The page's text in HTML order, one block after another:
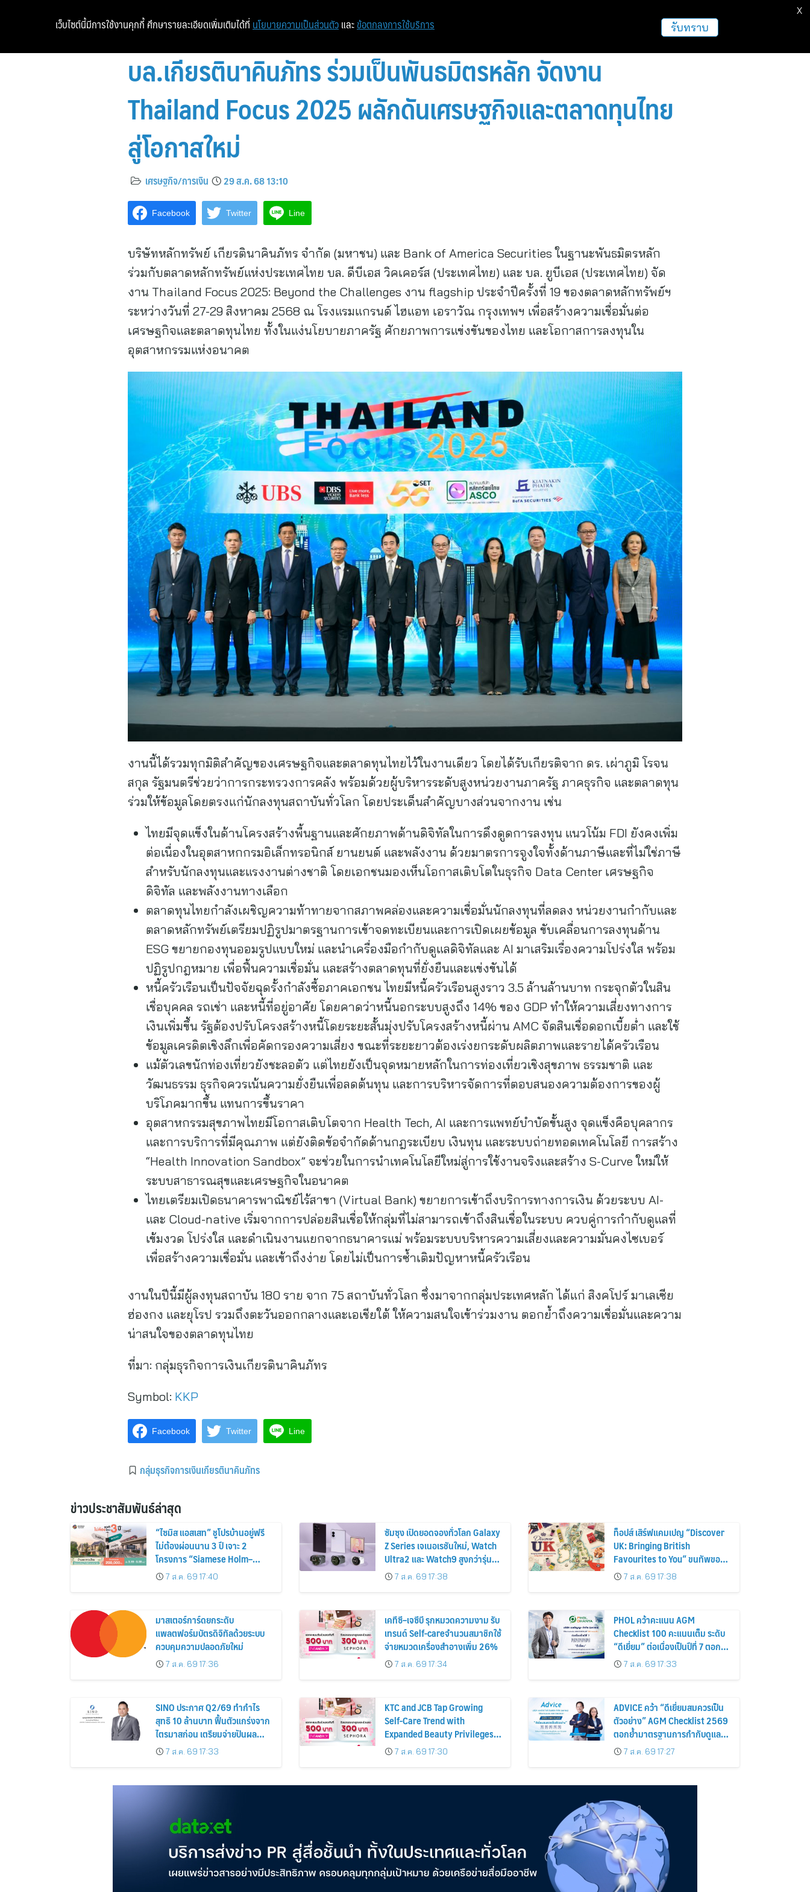
บล.เกียรตินาคินภัทร ร่วมเป็นพันธมิตรหลัก จัดงาน
Thailand Focus 2025 ผลักดันเศรษฐกิจและตลาดทุนไทย
สู่โอกาสใหม่
เศรษฐกิจ/การเงิน 29 ส.ค. 68 13:10
Facebook Twitter Line
บริษัทหลักทรัพย์ เกียรตินาคินภัทร จำกัด (มหาชน) และ Bank of America Securities ในฐานะพันธมิตรหลัก
ร่วมกับตลาดหลักทรัพย์แห่งประเทศไทย บล. ดีบีเอส วิคเคอร์ส (ประเทศไทย) และ บล. ยูบีเอส (ประเทศไทย) จัด
งาน Thailand Focus 2025: Beyond the Challenges งาน flagship ประจำปีครั้งที่ 19 ของตลาดหลักทรัพย์ฯ
ระหว่างวันที่ 27-29 สิงหาคม 2568 ณ โรงแรมแกรนด์ ไฮแอท เอราวัณ กรุงเทพฯ เพื่อสร้างความเชื่อมั่นต่อ
เศรษฐกิจและตลาดทุนไทย ทั้งในแง่นโยบายภาครัฐ ศักยภาพการแข่งขันของไทย และโอกาสการลงทุนใน
อุตสาหกรรมแห่งอนาคต
งานนี้ได้รวมทุกมิติสำคัญของเศรษฐกิจและตลาดทุนไทยไว้ในงานเดียว โดยได้รับเกียรติจาก ดร. เผ่าภูมิ โรจน
สกุล รัฐมนตรีช่วยว่าการกระทรวงการคลัง พร้อมด้วยผู้บริหารระดับสูงหน่วยงานภาครัฐ ภาคธุรกิจ และตลาดทุน
ร่วมให้ข้อมูลโดยตรงแก่นักลงทุนสถาบันทั่วโลก โดยประเด็นสำคัญบางส่วนจากงาน เช่น
ไทยมีจุดแข็งในด้านโครงสร้างพื้นฐานและศักยภาพด้านดิจิทัลในการดึงดูดการลงทุน แนวโน้ม FDI ยังคงเพิ่ม
ต่อเนื่องในอุตสาหกกรมอิเล็กทรอนิกส์ ยานยนต์ และพลังงาน ด้วยมาตรการจูงใจทั้งด้านภาษีและที่ไม่ใช่ภาษี
สำหรับนักลงทุนและแรงงานต่างชาติ โดยเอกชนมองเห็นโอกาสเติบโตในธุรกิจ Data Center เศรษฐกิจ
ดิจิทัล และพลังงานทางเลือก
ตลาดทุนไทยกำลังเผชิญความท้าทายจากสภาพคล่องและความเชื่อมั่นนักลงทุนที่ลดลง หน่วยงานกำกับและ
ตลาดหลักทรัพย์เตรียมปฏิรูปมาตรฐานการเข้าจดทะเบียนและการเปิดเผยข้อมูล ขับเคลื่อนการลงทุนด้าน
ESG ขยายกองทุนออมรูปแบบใหม่ และนำเครื่องมือกำกับดูแลดิจิทัลและ AI มาเสริมเรื่องความโปร่งใส พร้อม
ปฏิรูปกฎหมาย เพื่อฟื้นความเชื่อมั่น และสร้างตลาดทุนที่ยั่งยืนและแข่งขันได้
หนี้ครัวเรือนเป็นปัจจัยฉุดรั้งกำลังซื้อภาคเอกชน ไทยมีหนี้ครัวเรือนสูงราว 3.5 ล้านล้านบาท กระจุกตัวในสิน
เชื่อบุคคล รถเช่า และหนี้ที่อยู่อาศัย โดยคาดว่าหนี้นอกระบบสูงถึง 14% ของ GDP ทำให้ความเสี่ยงทางการ
เงินเพิ่มขึ้น รัฐต้องปรับโครงสร้างหนี้โดยระยะสั้นมุ่งปรับโครงสร้างหนี้ผ่าน AMC จัดสินเชื่อดอกเบี้ยต่ำ และใช้
ข้อมูลเครดิตเชิงลึกเพื่อคัดกรองความเสี่ยง ขณะที่ระยะยาวต้องเร่งยกระดับผลิตภาพและรายได้ครัวเรือน
แม้ตัวเลขนักท่องเที่ยวยังชะลอตัว แต่ไทยยังเป็นจุดหมายหลักในการท่องเที่ยวเชิงสุขภาพ ธรรมชาติ และ
วัฒนธรรม ธุรกิจควรเน้นความยั่งยืนเพื่อลดต้นทุน และการบริหารจัดการที่ตอบสนองความต้องการของผู้
บริโภคมากขึ้น แทนการขึ้นราคา
อุตสาหกรรมสุขภาพไทยมีโอกาสเติบโตจาก Health Tech, AI และการแพทย์บำบัดขั้นสูง จุดแข็งคือบุคลากร
และการบริการที่มีคุณภาพ แต่ยังติดข้อจำกัดด้านกฎระเบียบ เงินทุน และระบบถ่ายทอดเทคโนโลยี การสร้าง
“Health Innovation Sandbox” จะช่วยในการนำเทคโนโลยีใหม่สู่การใช้งานจริงและสร้าง S-Curve ใหม่ให้
ระบบสาธารณสุขและเศรษฐกิจในอนาคต
ไทยเตรียมเปิดธนาคารพาณิชย์ไร้สาขา (Virtual Bank) ขยายการเข้าถึงบริการทางการเงิน ด้วยระบบ AI-
และ Cloud-native เริ่มจากการปล่อยสินเชื่อให้กลุ่มที่ไม่สามารถเข้าถึงสินเชื่อในระบบ ควบคู่การกำกับดูแลที่
เข้มงวด โปร่งใส และดำเนินงานแยกจากธนาคารแม่ พร้อมระบบบริหารความเสี่ยงและความมั่นคงไซเบอร์
เพื่อสร้างความเชื่อมั่น และเข้าถึงง่าย โดยไม่เป็นการซ้ำเติมปัญหาหนี้ครัวเรือน
งานในปีนี้มีผู้ลงทุนสถาบัน 180 ราย จาก 75 สถาบันทั่วโลก ซึ่งมาจากกลุ่มประเทศหลัก ได้แก่ สิงคโปร์ มาเลเซีย
ฮ่องกง และยุโรป รวมถึงตะวันออกกลางและเอเชียใต้ ให้ความสนใจเข้าร่วมงาน ตอกย้ำถึงความเชื่อมั่นและความ
น่าสนใจของตลาดทุนไทย
ที่มา: กลุ่มธุรกิจการเงินเกียรตินาคินภัทร
Symbol: KKP
Facebook Twitter Line
กลุ่มธุรกิจการเงินเกียรตินาคินภัทร
ข่าวประชาสัมพันธ์ล่าสุด
“ไซมิส แอสเสท” ชูโปรบ้านอยู่ฟรี
ไม่ต้องผ่อนนาน 3 ปี เจาะ 2
โครงการ “Siamese Holm–
Siamese Blossom” พร้อม
ส่วนลดและสิทธิพิเศษถึง 31
7 ส.ค. 69 17:40
ซัมซุง เปิดยอดจองทั่วโลก Galaxy
Z Series เจเนอเรชันใหม่, Watch
Ultra2 และ Watch9 สูงกว่ารุ่น
ก่อนหน้ากว่า 30%
7 ส.ค. 69 17:38
ท็อปส์ เสิร์ฟแคมเปญ “Discover
UK: Bringing British
Favourites to You” ขนทัพของ
อร่อยและไอเท็มฮิตจากสหราช
อาณาจักร ส่งตรงถึงมือตั้งแต่วัน
7 ส.ค. 69 17:38
มาสเตอร์การ์ดยกระดับ
แพลตฟอร์มบัตรดิจิทัลด้วยระบบ
ควบคุมความปลอดภัยใหม่
7 ส.ค. 69 17:36
เคทีซี–เจซีบี รุกหมวดความงาม รับ
เทรนด์ Self-careจำนวนสมาชิกใช้
จ่ายหมวดเครื่องสำอางเพิ่ม 26%
7 ส.ค. 69 17:34
PHOL คว้าคะแนน AGM
Checklist 100 คะแนนเต็ม ระดับ
“ดีเยี่ยม” ต่อเนื่องเป็นปีที่ 7 ตอกย้ำ
การดำเนินธุรกิจตามหลักธรรมาภิ
บาล โปร่งใส สร้างความเชื่อมั่นผู้
7 ส.ค. 69 17:33
SINO ประกาศ Q2/69 ทำกำไร
สุทธิ 10 ล้านบาท ฟื้นตัวแกร่งจาก
ไตรมาสก่อน เตรียมจ่ายปันผล
ระหว่างกาล 0.014423 บาทต่อหุ้น
ครึ่งปีหลังมุ่งเติบโตต่อเนื่อง
7 ส.ค. 69 17:33
KTC and JCB Tap Growing
Self-Care Trend with
Expanded Beauty Privileges
Number of KTC JCB
Cardmembers Spending on
7 ส.ค. 69 17:30
ADVICE คว้า “ดีเยี่ยมสมควรเป็น
ตัวอย่าง” AGM Checklist 2569
ตอกย้ำมาตรฐานการกำกับดูแล
กิจการที่ดี
7 ส.ค. 69 17:27
เว็บไซต์นี้มีการใช้งานคุกกี้ ศึกษารายละเอียดเพิ่มเติมได้ที่ นโยบายความเป็นส่วนตัว และ ข้อตกลงการใช้บริการ รับทราบ
X